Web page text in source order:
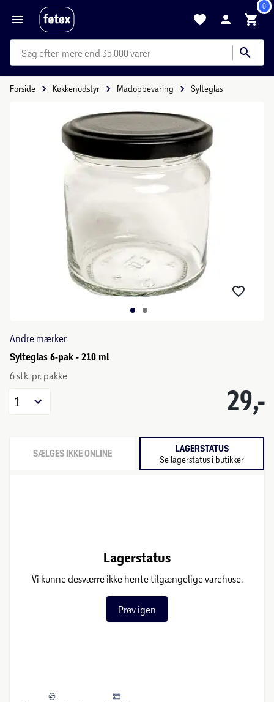
0
mere end 35.000 varer
Forside Køkkenudstyr Madopbevaring Sylteglas
Andre mærker
Sylteglas 6-pak - 210 ml
6 stk. pr. pakke
29,-
1
SÆLGES IKKE ONLINE LAGERSTATUS
Se lagerstatus i butikker
Lagerstatus
Vi kunne desværre ikke hente tilgængelige varehuse.
Prøv igen